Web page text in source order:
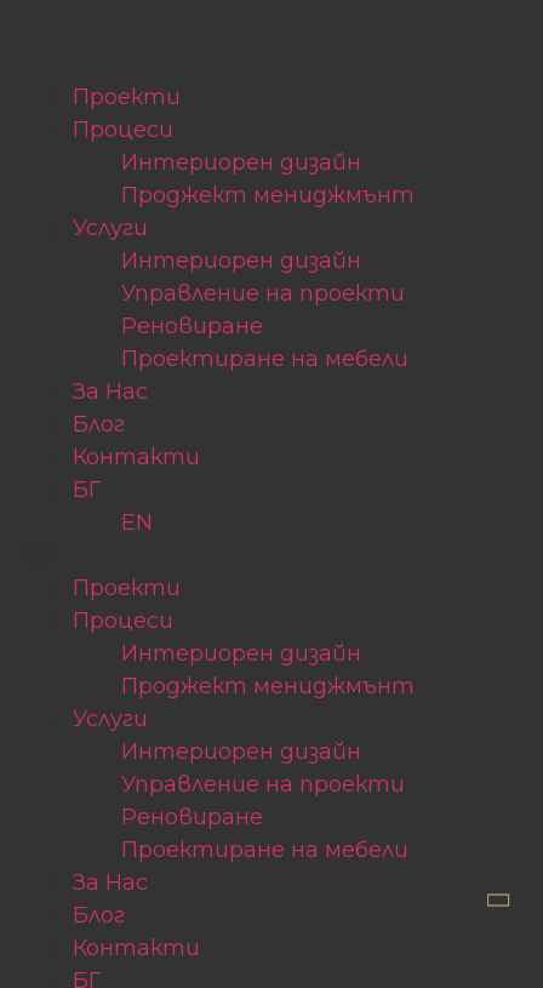
Проекти
Процеси
Интериорен дизайн
Проджект мениджмънт
Услуги
Интериорен дизайн
Управление на проекти
Реновиране
Проектиране на мебели
За Нас
Блог
Контакти
БГ
EN
Проекти
Процеси
Интериорен дизайн
Проджект мениджмънт
Услуги
Интериорен дизайн
Управление на проекти
Реновиране
Проектиране на мебели
За Нас
Блог
Контакти
БГ